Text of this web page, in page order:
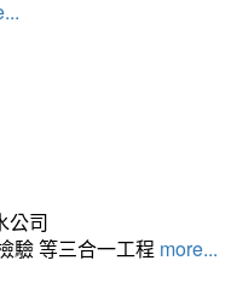
公司
驗 等三合一工程 more...